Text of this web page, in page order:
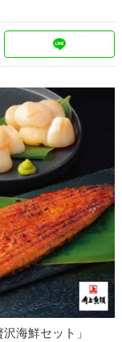
鮮セット」